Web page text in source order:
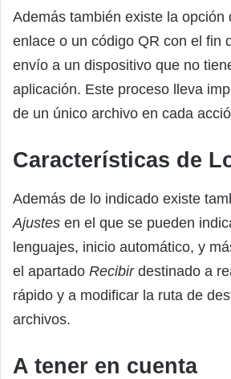
Además también existe la opción
enlace o un código QR con el fin
envío a un dispositivo que no
aplicación. Este proceso lleva
de un único archivo en cada
Características de
Además de lo indicado existe
Ajustes en el que se pueden
lenguajes, inicio automático, y
el apartado Recibirdestinado a
rápido y a modificar la ruta de
archivos.
A tener en cuenta